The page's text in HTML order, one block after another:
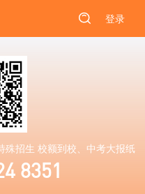
登录
殊招生 校额到校、中考大报纸
8351